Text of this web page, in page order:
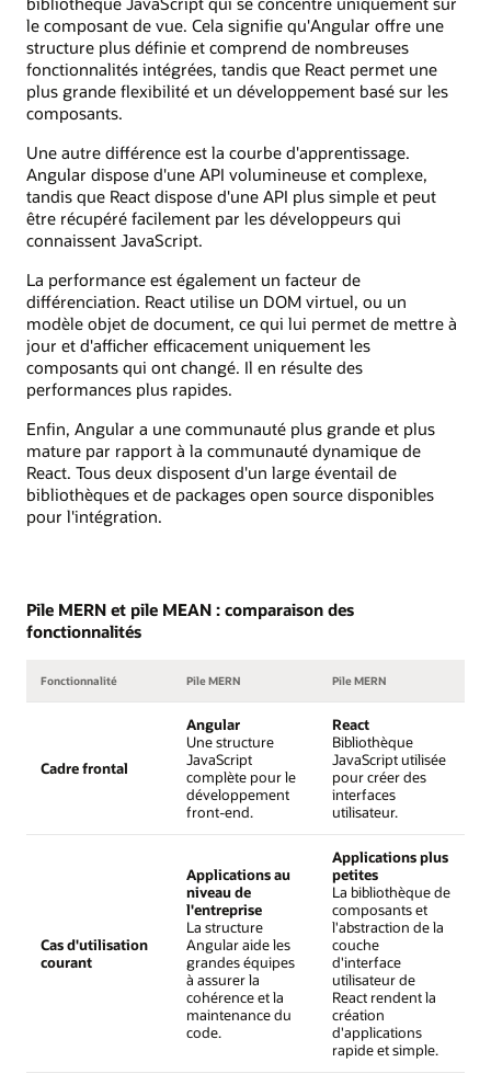
le composant de vue. Cela signifie qu'Angular offre une
structure plus définie et comprend de nombreuses
fonctionnalités intégrées, tandis que React permet une
plus grande flexibilité et un développement basé sur les
composants.
Une autre différence est la courbe d'apprentissage.
Angular dispose d'une API volumineuse et complexe,
tandis que React dispose d'une API plus simple et peut
être récupéré facilement par les développeurs qui
connaissent JavaScript.
La performance est également un facteur de
différenciation. React utilise un DOM virtuel, ou un
modèle objet de document, ce qui lui permet de mettre à
jour et d'afficher efficacement uniquement les
composants qui ont changé. Il en résulte des
performances plus rapides.
Enfin, Angular a une communauté plus grande et plus
mature par rapport à la communauté dynamique de
React. Tous deux disposent d'un large éventail de
bibliothèques et de packages open source disponibles
pour l'intégration.
Pile MERN et pile MEAN : comparaison des
fonctionnalités
Fonctionnalité Pile MERN Pile MERN
Cadre frontal
Angular
Une structure
JavaScript
complète pour le
développement
front-end.
React
Bibliothèque
JavaScript utilisée
pour créer des
interfaces
utilisateur.
Cas d'utilisation
courant
Applications au
niveau de
l'entreprise
La structure
Angular aide les
grandes équipes
à assurer la
cohérence et la
maintenance du
code.
Applications plus
petites
La bibliothèque de
composants et
l'abstraction de la
couche
d'interface
utilisateur de
React rendent la
création
d'applications
rapide et simple.